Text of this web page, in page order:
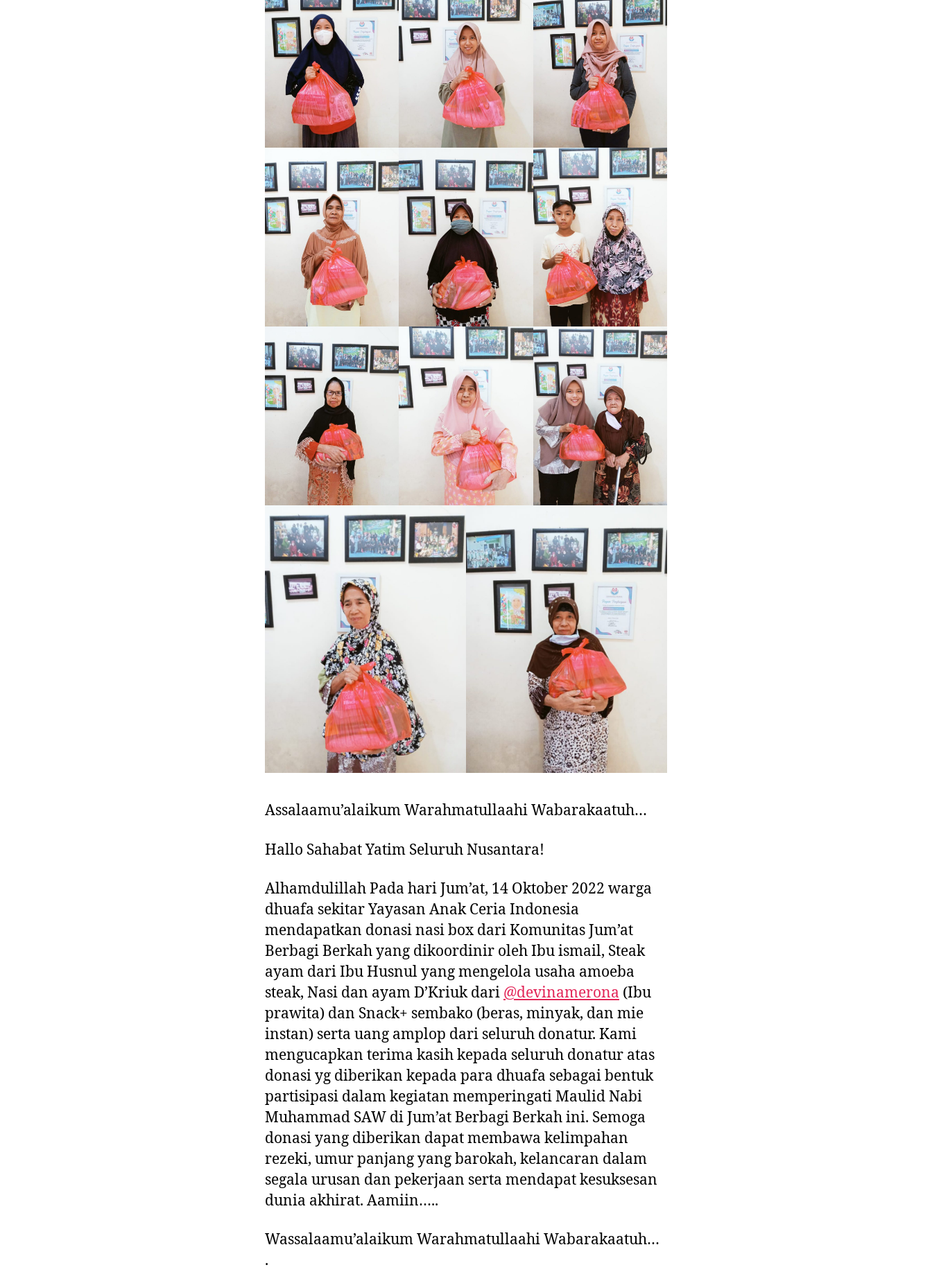
Assalaamu’alaikum Warahmatullaahi Wabarakaatuh…
Hallo Sahabat Yatim Seluruh Nusantara!
Alhamdulillah Pada hari Jum’at, 14 Oktober 2022 warga
dhuafa sekitar Yayasan Anak Ceria Indonesia
mendapatkan donasi nasi box dari Komunitas Jum’at
Berbagi Berkah yang dikoordinir oleh Ibu ismail, Steak
ayam dari Ibu Husnul yang mengelola usaha amoeba
steak, Nasi dan ayam D’Kriuk dari @devinamerona (Ibu
prawita) dan Snack+ sembako (beras, minyak, dan mie
instan) serta uang amplop dari seluruh donatur. Kami
mengucapkan terima kasih kepada seluruh donatur atas
donasi yg diberikan kepada para dhuafa sebagai bentuk
partisipasi dalam kegiatan memperingati Maulid Nabi
Muhammad SAW di Jum’at Berbagi Berkah ini. Semoga
donasi yang diberikan dapat membawa kelimpahan
rezeki, umur panjang yang barokah, kelancaran dalam
segala urusan dan pekerjaan serta mendapat kesuksesan
dunia akhirat. Aamiin…..
Wassalaamu’alaikum Warahmatullaahi Wabarakaatuh…
.